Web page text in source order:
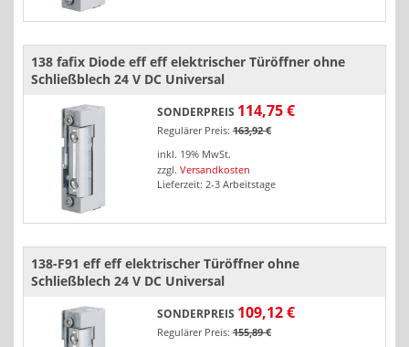
138 fafix Diode eff eff elektrischer Türöffner ohne
Schließblech 24 V DC Universal
SONDERPREIS 114,75 €
Regulärer Preis: 163,92 €
inkl. 19% MwSt.
zzgl. Versandkosten
Lieferzeit: 2-3 Arbeitstage
138-F91 eff eff elektrischer Türöffner ohne
Schließblech 24 V DC Universal
SONDERPREIS 109,12 €
Regulärer Preis: 155,89 €